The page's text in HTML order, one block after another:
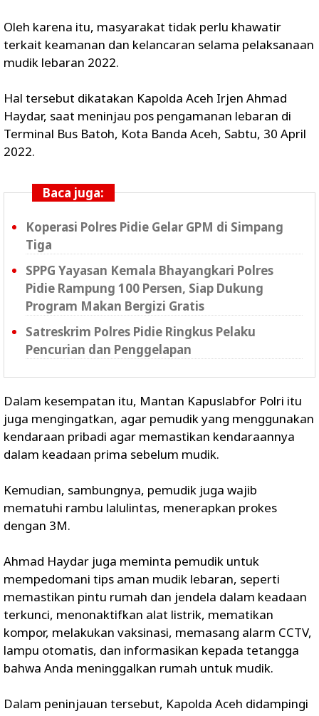
Oleh karena itu, masyarakat tidak perlu khawatir
terkait keamanan dan kelancaran selama pelaksanaan
mudik lebaran 2022.
Hal tersebut dikatakan Kapolda Aceh Irjen Ahmad
Haydar, saat meninjau pos pengamanan lebaran di
Terminal Bus Batoh, Kota Banda Aceh, Sabtu, 30 April
2022.
Baca juga:
Koperasi Polres Pidie Gelar GPM di Simpang
Tiga
SPPG Yayasan Kemala Bhayangkari Polres
Pidie Rampung 100 Persen, Siap Dukung
Program Makan Bergizi Gratis
Satreskrim Polres Pidie Ringkus Pelaku
Pencurian dan Penggelapan
Dalam kesempatan itu, Mantan Kapuslabfor Polri itu
juga mengingatkan, agar pemudik yang menggunakan
kendaraan pribadi agar memastikan kendaraannya
dalam keadaan prima sebelum mudik.
Kemudian, sambungnya, pemudik juga wajib
mematuhi rambu lalulintas, menerapkan prokes
dengan 3M.
Ahmad Haydar juga meminta pemudik untuk
mempedomani tips aman mudik lebaran, seperti
memastikan pintu rumah dan jendela dalam keadaan
terkunci, menonaktifkan alat listrik, mematikan
kompor, melakukan vaksinasi, memasang alarm CCTV,
lampu otomatis, dan informasikan kepada tetangga
bahwa Anda meninggalkan rumah untuk mudik.
Dalam peninjauan tersebut, Kapolda Aceh didampingi